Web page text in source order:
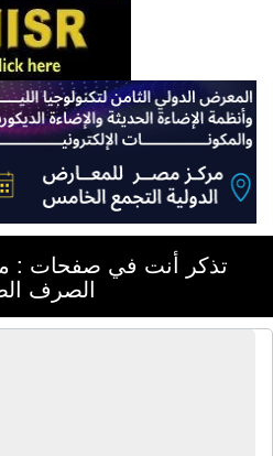
تذكر أنت في صفحات :
الصرف